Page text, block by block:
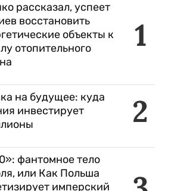
1
рассказал, успеет
восстановить
объекты к
отопительного
2
на будущее: куда
инвестирует
фантомное тело
или Как Польша
имперский